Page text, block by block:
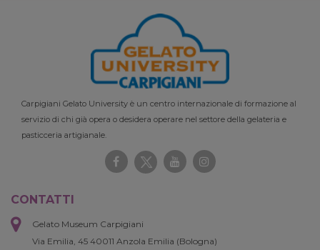
Carpigiani Gelato University è un centro internazionale di formazione al
servizio di chi già opera o desidera operare nel settore della gelateria e
pasticceria artigianale.
CONTATTI
Gelato Museum Carpigiani
Via Emilia, 45 40011 Anzola Emilia (Bologna)